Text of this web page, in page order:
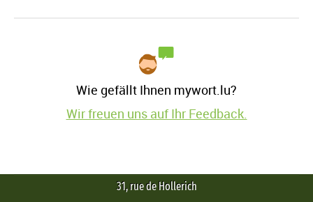
Wie gefällt Ihnen mywort.lu?
Wir freuen uns auf Ihr Feedback.
31, rue de Hollerich